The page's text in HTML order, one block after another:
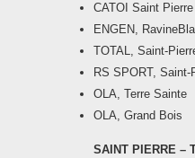
CATOI Saint Pierre
ENGEN,
TOTAL, Saint-
RS SPORT, Saint-
OLA, Terre Sainte
OLA, Grand Bois
SAINT PIERRE –